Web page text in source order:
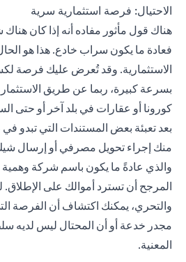
الاحتيال: فرصة استثمارية سرية
هناك قول مأثور مفاده أنه إذا كان
فعادة ما يكون سراب خادع. هذا هو
الاستثمارية. وقد تُعرض عليك فرصة
بسرعة كبيرة، ربما عن طريق
كورونا أو عقارات في بلد آخر أو حتى
بعد تعبئة بعض المستندات التي تبدو
منك إجراء تحويل مصرفي أو إرسال
والذي عادةً ما يكون باسم شركة وهمية
المرجح أن تسترد أموالك على
والتحري، يمكنك اكتشاف أن الفرصة
مجدر خدعة أو أن المحتال ليس لديه
المعنية.